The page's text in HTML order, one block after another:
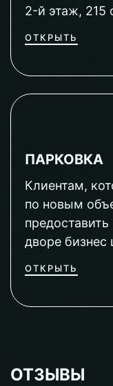
2-й этаж, 215
ОТКРЫТЬ
ПАРКОВКА
Клиентам,
по новым
дворе бизнес
ОТКРЫТЬ
ОТЗЫВЫ